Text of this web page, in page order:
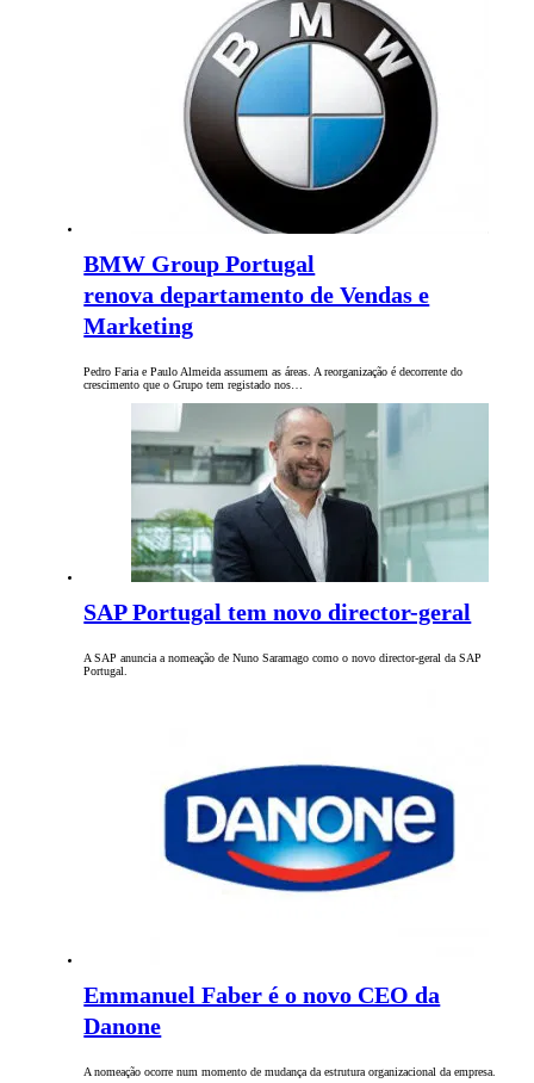
BMW Group Portugal
renova departamento de Vendas e
Marketing
Pedro Faria e Paulo Almeida assumem as áreas. A reorganização é decorrente do
crescimento que o Grupo tem registado nos…
SAP Portugal tem novo director-geral
A SAP anuncia a nomeação de Nuno Saramago como o novo director-geral da SAP
Portugal.
Emmanuel Faber é o novo CEO da
Danone
A nomeação ocorre num momento de mudança da estrutura organizacional da empresa.